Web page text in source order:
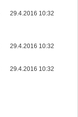
29.4.2016 10:32
29.4.2016 10:32
29.4.2016 10:32